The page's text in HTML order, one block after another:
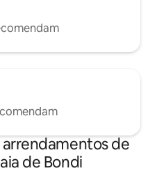
de
de Bondi